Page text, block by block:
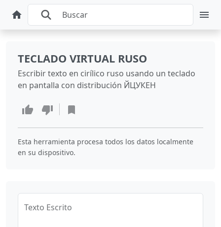
TECLADO VIRTUAL RUSO
Escribir texto en cirílico ruso usando un teclado
en pantalla con distribución ЙЦУКЕН
Esta herramienta procesa todos los datos localmente
en su dispositivo.
Texto Escrito